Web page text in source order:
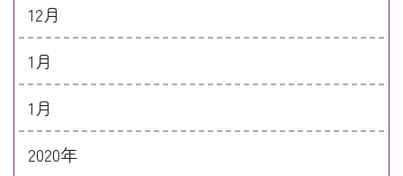
12月
1月
1月
2020年